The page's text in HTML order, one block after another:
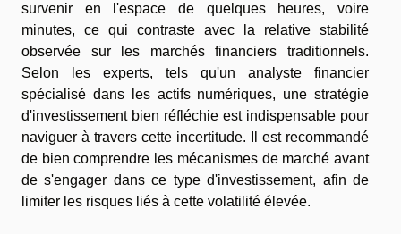
survenir en l'espace de quelques heures, voire
minutes, ce qui contraste avec la relative stabilité
observée sur les marchés financiers traditionnels.
Selon les experts, tels qu'un analyste financier
spécialisé dans les actifs numériques, une stratégie
d'investissement bien réfléchie est indispensable pour
naviguer à travers cette incertitude. Il est recommandé
de bien comprendre les mécanismes de marché avant
de s'engager dans ce type d'investissement, afin de
limiter les risques liés à cette volatilité élevée.